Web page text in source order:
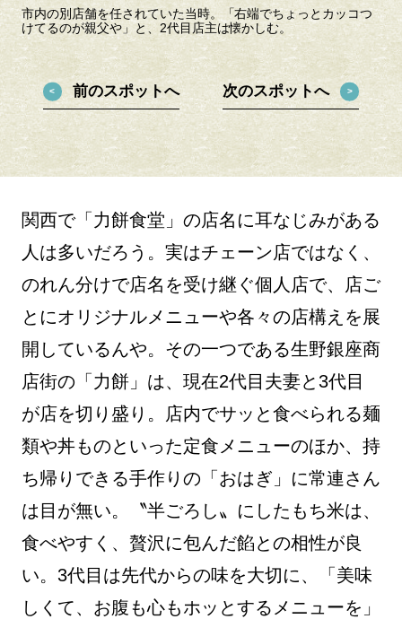
市内の別店舗を任されていた当時。「右端でちょっとカッコつ
けてるのが親父や」と、2代目店主は懐かしむ。
前のスポットへ 次のスポットへ
関西で「力餅食堂」の店名に耳なじみがある
人は多いだろう。実はチェーン店ではなく、
のれん分けで店名を受け継ぐ個人店で、店ご
とにオリジナルメニューや各々の店構えを展
開しているんや。その一つである生野銀座商
店街の「力餅」は、現在2代目夫妻と3代目
が店を切り盛り。店内でサッと食べられる麺
類や丼ものといった定食メニューのほか、持
ち帰りできる手作りの「おはぎ」に常連さん
は目が無い。〝半ごろし〟にしたもち米は、
食べやすく、贅沢に包んだ餡との相性が良
い。3代目は先代からの味を大切に、「美味
しくて、お腹も心もホッとするメニューを」